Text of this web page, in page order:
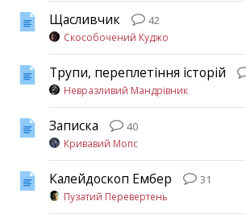
Щасливчик
42
Скособочений Куджо
Трупи, переплетіння історій
Невразливий Мандрівник
Записка
40
Кривавий Мопс
Калейдоскоп Ембер
31
Пузатий Перевертень